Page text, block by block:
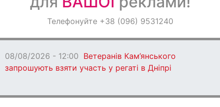
ОголошенняТелефонуйте +38 (096) 9531240
08/08/2026 - 11:00
У Кам’янському встановили
причини підтоплення на вул. Дорошенка